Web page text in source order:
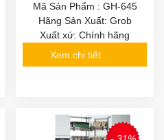
Mã Sản Phẩm : GH-645
Hãng Sản Xuất: Grob
Xuất xứ: Chính hãng
Xem chi tiết